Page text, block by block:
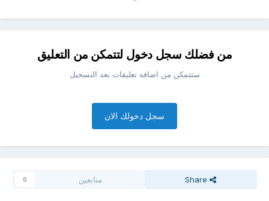
من فضلك سجل دخول لتتمكن من التعليق
ستتمكن من اضافه تعليقات بعد التسجيل
سجل دخولك الان
Share متابعين 0